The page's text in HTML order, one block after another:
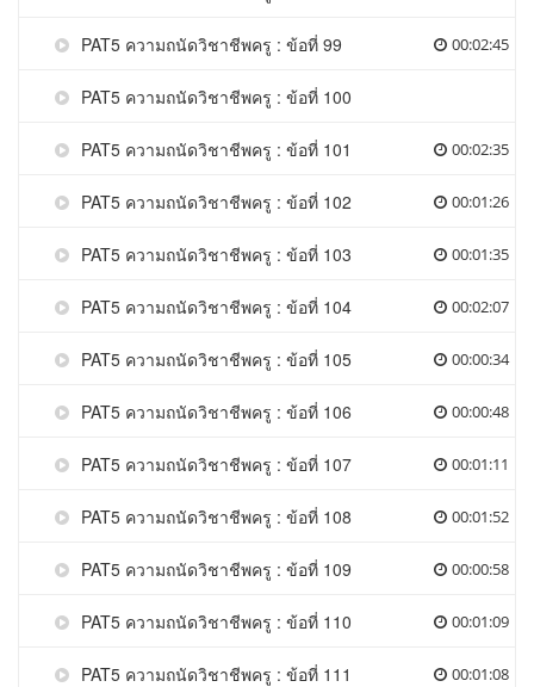
PAT5 ความถนัดวิชาชีพครู : ข้อที่ 99 00:02:45
PAT5 ความถนัดวิชาชีพครู : ข้อที่ 100
PAT5 ความถนัดวิชาชีพครู : ข้อที่ 101 00:02:35
PAT5 ความถนัดวิชาชีพครู : ข้อที่ 102 00:01:26
PAT5 ความถนัดวิชาชีพครู : ข้อที่ 103 00:01:35
PAT5 ความถนัดวิชาชีพครู : ข้อที่ 104 00:02:07
PAT5 ความถนัดวิชาชีพครู : ข้อที่ 105 00:00:34
PAT5 ความถนัดวิชาชีพครู : ข้อที่ 106 00:00:48
PAT5 ความถนัดวิชาชีพครู : ข้อที่ 107 00:01:11
PAT5 ความถนัดวิชาชีพครู : ข้อที่ 108 00:01:52
PAT5 ความถนัดวิชาชีพครู : ข้อที่ 109 00:00:58
PAT5 ความถนัดวิชาชีพครู : ข้อที่ 110 00:01:09
PAT5 ความถนัดวิชาชีพครู : ข้อที่ 111 00:01:08